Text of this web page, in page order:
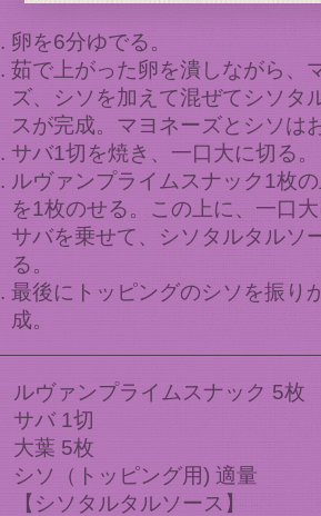
卵を6分ゆでる。
茹で上がった卵を潰しながら、
ズ、シソを加えて混ぜてシソタ
スが完成。マヨネーズとシソは
サバ1切を焼き、一口大に切る。
ルヴァンプライムスナック1枚
を1枚のせる。この上に、一口
サバを乗せて、シソタルタルソ
る。
最後にトッピングのシソを振り
成。
ルヴァンプライムスナック 5枚
サバ 1切
大葉 5枚
シソ（トッピング用) 適量
【シソタルタルソース】